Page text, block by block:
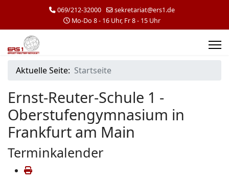
069/212-32000
sekretariat@ers1.de
Mo-Do 8 - 16 Uhr, Fr 8 - 15 Uhr
Aktuelle Seite: Startseite
Ernst-Reuter-Schule 1 -
Oberstufengymnasium in
Frankfurt am Main
Terminkalender